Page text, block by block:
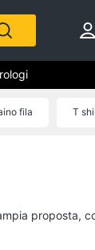
fila T
proposta,